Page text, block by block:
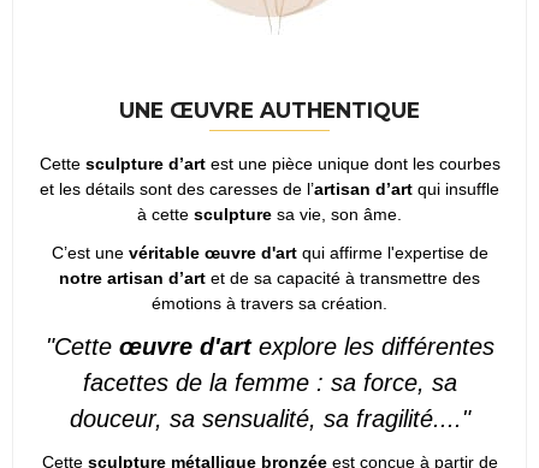
UNE ŒUVRE AUTHENTIQUE
Cette sculpture d’art est une pièce unique dont les courbes
et les détails sont des caresses de l’artisan d’art qui insuffle
à cette sculpture sa vie, son âme.
C’est une véritable œuvre d'artqui affirme l'expertise de
notre artisan d’art et de sa capacité à transmettre des
émotions à travers sa création.
"Cette œuvre d'art explore les différentes
facettes de la femme : sa force, sa
douceur, sa sensualité, sa fragilité...."
Cettesculpture métallique bronzéeest conçue à partir de